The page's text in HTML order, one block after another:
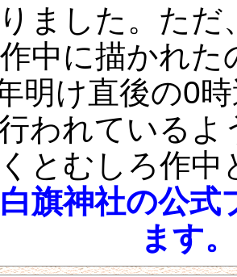
ました。た
中に描かれ
明け直後の0
われている
とむしろ作
白旗神社の公式
ます。